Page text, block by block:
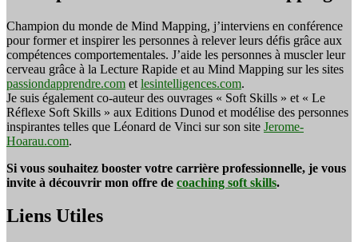
Champion du monde de Mind Mapping, j’interviens en conférence
pour former et inspirer les personnes à relever leurs défis grâce aux
compétences comportementales. J’aide les personnes à muscler leur
cerveau grâce à la Lecture Rapide et au Mind Mapping sur les sites
passiondapprendre.com et lesintelligences.com.
Je suis également co-auteur des ouvrages « Soft Skills » et « Le
Réflexe Soft Skills » aux Editions Dunod et modélise des personnes
inspirantes telles que Léonard de Vinci sur son site Jerome-
Hoarau.com.
Si vous souhaitez booster votre carrière professionnelle, je vous
invite à découvrir mon offre de coaching soft skills.
Liens Utiles